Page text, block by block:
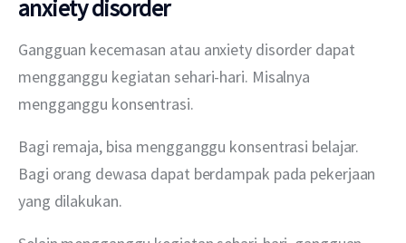
anxiety disorder
Gangguan kecemasan atau anxiety disorder dapat
mengganggu kegiatan sehari-hari. Misalnya
mengganggu konsentrasi.
Bagi remaja, bisa mengganggu konsentrasi belajar.
Bagi orang dewasa dapat berdampak pada pekerjaan
yang dilakukan.